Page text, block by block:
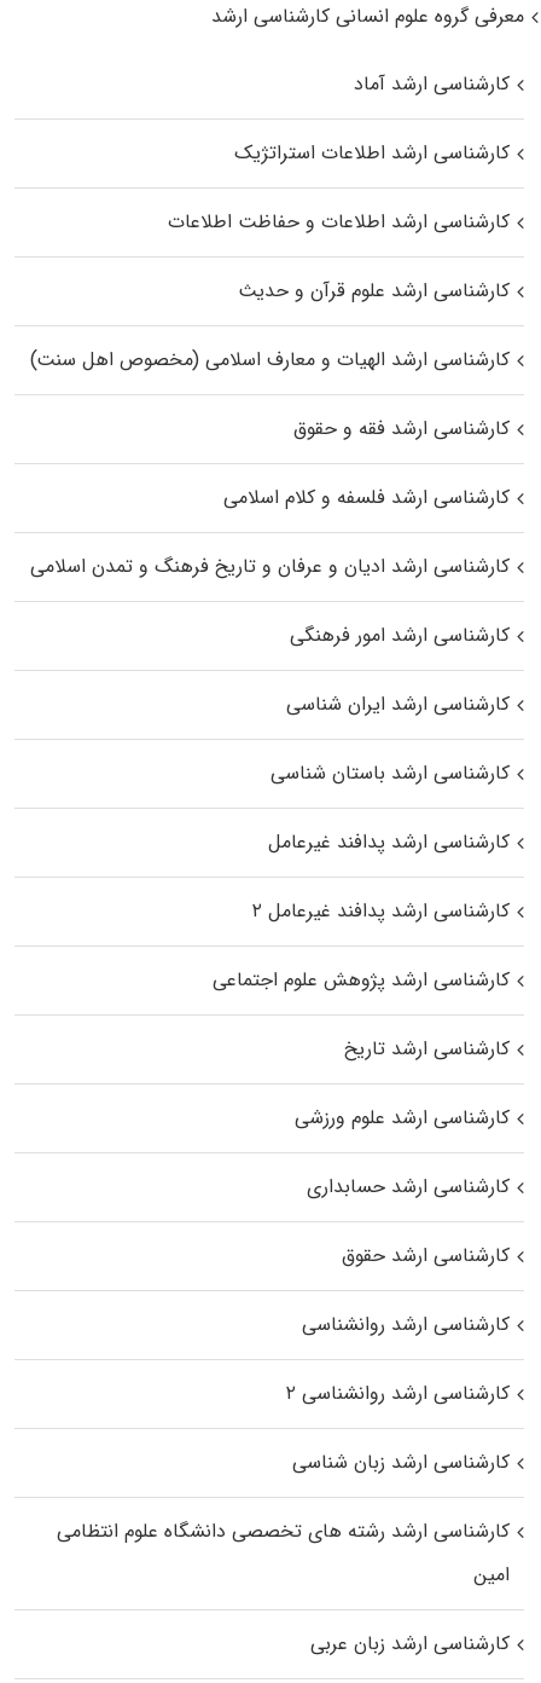
معرفی گروه علوم انسانی کارشناسی ارشد
کارشناسی ارشد آماد
کارشناسی ارشد اطلاعات استراتژیک
کارشناسی ارشد اطلاعات و حفاظت اطلاعات
کارشناسی ارشد علوم قرآن و حدیث
کارشناسی ارشد الهیات و معارف اسلامی (مخصوص اهل سنت)
کارشناسی ارشد فقه و حقوق
کارشناسی ارشد فلسفه و کلام اسلامی
کارشناسی ارشد ادیان و عرفان و تاریخ فرهنگ و تمدن اسلامی
کارشناسی ارشد امور فرهنگی
کارشناسی ارشد ایران شناسی
کارشناسی ارشد باستان شناسی
کارشناسی ارشد پدافند غیرعامل
کارشناسی ارشد پدافند غیرعامل ۲
کارشناسی ارشد پژوهش علوم اجتماعی
کارشناسی ارشد تاریخ
کارشناسی ارشد علوم ورزشی
کارشناسی ارشد حسابداری
کارشناسی ارشد حقوق
کارشناسی ارشد روانشناسی
کارشناسی ارشد روانشناسی ۲
کارشناسی ارشد زبان شناسی
کارشناسی ارشد رﺷﺘﻪ ﻫﺎی تخصصی داﻧﺸﮕﺎه ﻋﻠﻮم انتظامی
اﻣﻴﻦ
کارشناسی ارشد زبان عربی